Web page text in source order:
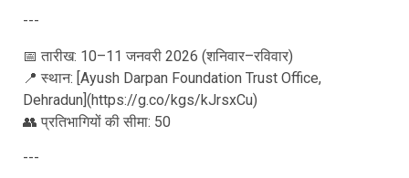
---
📅 तारीख: 10–11 जनवरी 2026 (शनिवार–रविवार)
📍 स्थान: [Ayush Darpan Foundation Trust Office,
Dehradun](https://g.co/kgs/kJrsxCu)
👥 प्रतिभागियों की सीमा: 50
---